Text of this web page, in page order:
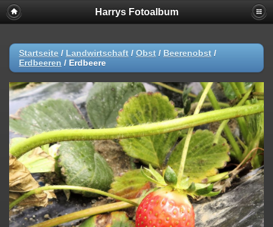
Harrys Fotoalbum
Startseite / Landwirtschaft / Obst / Beerenobst /
Erdbeeren / Erdbeere